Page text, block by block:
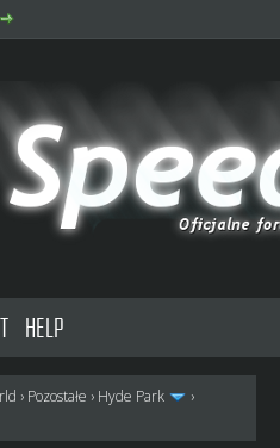
HELP
› Pozostałe › Hyde Park ›